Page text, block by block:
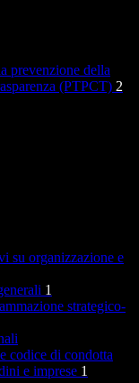
prevenzione della
(PTPCT) 2
su organizzazione e
1
strategico-
codice di condotta
e imprese 1